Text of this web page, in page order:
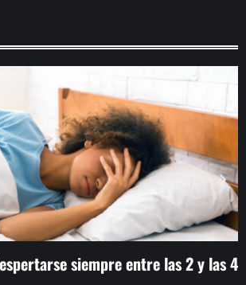
siempre entre las 2 y las 4